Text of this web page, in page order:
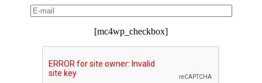
[mc4wp_checkbox]